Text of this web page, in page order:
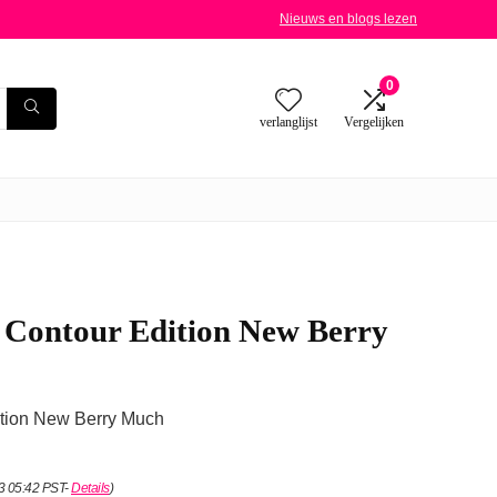
Nieuws en blogs lezen
verlanglijst
0
Vergelijken
Edition New Berry
New Berry Much
05:42 PST-Details)